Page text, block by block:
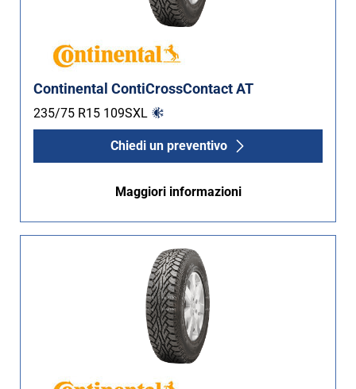
Continental ContiCrossContact AT
235/75 R15 109SXL
Chiedi un preventivo
Maggiori informazioni